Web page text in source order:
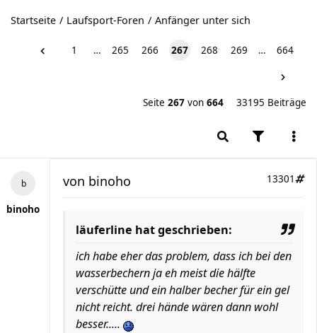
Startseite Laufsport-Foren Anfänger unter sich
1 … 265 266 267 268 269 … 664
Seite 267 von 664 33195 Beiträge
binoho
13301
von binoho
läuferline hat geschrieben:
ich habe eher das problem, dass ich bei den
wasserbechern ja eh meist die hälfte
verschütte und ein halber becher für ein gel
nicht reicht. drei hände wären dann wohl
besser.....